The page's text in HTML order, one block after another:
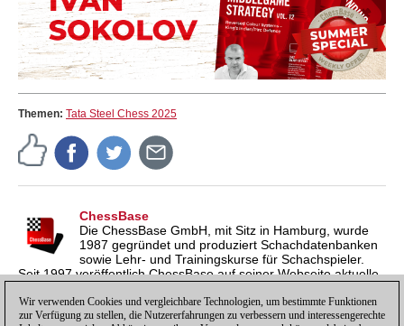
Themen: Tata Steel Chess 2025
ChessBase
Die ChessBase GmbH, mit Sitz in Hamburg, wurde
1987 gegründet und produziert Schachdatenbanken
sowie Lehr- und Trainingskurse für Schachspieler.
Seit 1997 veröffentlich ChessBase auf seiner Webseite aktuelle
inzwischen in vier Sprachen und gilt weltweit als wichtigste
Schachnachrichtenseite.
Wir verwenden Cookies und vergleichbare Technologien, um bestimmte Funktionen
zur Verfügung zu stellen, die Nutzererfahrungen zu verbessern und interessengerechte